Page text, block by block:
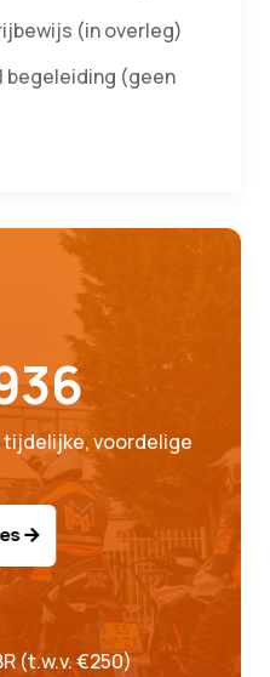
(in overleg)
begeleiding (geen
tijdelijke, voordelige
(t.w.v. €250)